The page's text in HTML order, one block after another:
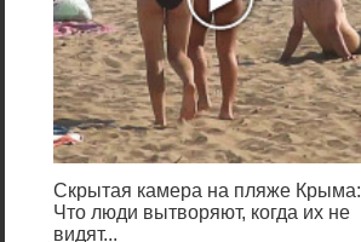
Скрытая камера на пляже Крыма:
Что люди вытворяют, когда их не
видят...